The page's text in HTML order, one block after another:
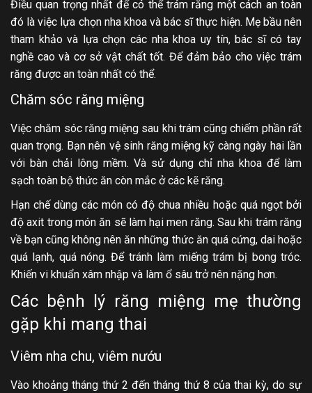
Điều quan trọng nhất để có thể trám răng một cách an toàn
đó là việc lựa chọn nha khoa và bác sĩ thực hiện. Mẹ bầu nên
tham khảo và lựa chọn các nha khoa uy tín, bác sĩ có tay
nghề cao và cơ sở vật chất tốt. Để đảm bảo cho việc trám
răng được an toàn nhất có thể.
Chăm sóc răng miệng
Việc chăm sóc răng miệng sau khi trám cũng chiếm phần rất
quan trọng. Bạn nên vệ sinh răng miệng kỹ càng ngày hai lần
với bàn chải lông mềm. Và sử dụng chỉ nha khoa để làm
sạch toàn bộ thức ăn còn mắc ở các kẽ răng.
Hạn chế dùng các món có độ chua nhiều hoặc quá ngọt bởi
độ axit trong món ăn sẽ làm hại men răng. Sau khi trám răng
về bạn cũng không nên ăn những thức ăn quá cứng, dai hoặc
quá lạnh, quá nóng. Để tránh làm miếng trám bị bong tróc.
Khiến vi khuẩn xâm nhập và làm ổ sâu trở nên nặng hơn.
Các bệnh lý răng miệng mẹ thường
gặp khi mang thai
Viêm nha chu, viêm nướu
Vào khoảng tháng thứ 2 đến tháng thứ 8 của thai kỳ, do sự